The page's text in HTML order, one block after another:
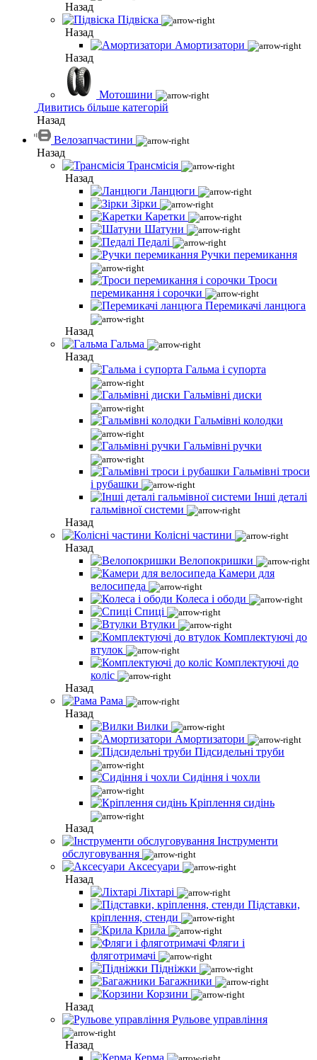
Назад
Підвіска
Назад
Амортизатори
Назад
Мотошини
Дивитись більше категорій
Назад
Велозапчастини
Назад
Трансмісія
Назад
Ланцюги
Зірки
Каретки
Шатуни
Педалі
Ручки перемикання
Троси
перемикання і сорочки
Перемикачі ланцюга
Назад
Гальма
Назад
Гальма і супорта
Гальмівні диски
Гальмівні колодки
Гальмівні ручки
Гальмівні троси
і рубашки
Інші деталі
гальмівної системи
Назад
Колісні частини
Назад
Велопокришки
Камери для
велосипеда
Колеса і ободи
Спиці
Втулки
Комплектуючі до
втулок
Комплектуючі до
коліс
Назад
Рама
Назад
Вилки
Амортизатори
Підсидельні труби
Сидіння і чохли
Кріплення сидінь
Назад
Інструменти
обслуговування
Аксесуари
Назад
Ліхтарі
Підставки,
кріплення, стенди
Крила
Фляги і
фляготримачі
Підніжки
Багажники
Корзини
Назад
Рульове управління
Назад
Керма